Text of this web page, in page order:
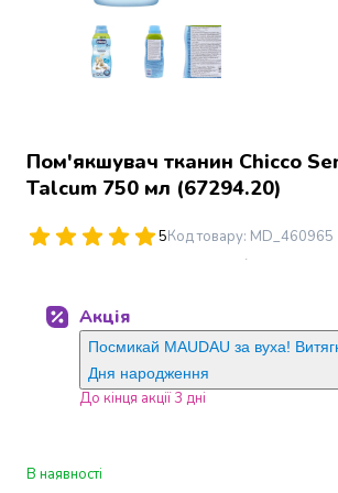
Джин
Ром
Текіла
і
наливки
Настоянки,
бальзами,
біттери
алкоголь
Слабоалкогольні
напої
меди
Пом'якшувач тканин Chicco
Talcum 750 мл (67294.20)
5Код товару: MD_460965
Акція
Посмикай MAUDAU за вуха!
Дня народження
До кінця акції 3 дні
В наявності